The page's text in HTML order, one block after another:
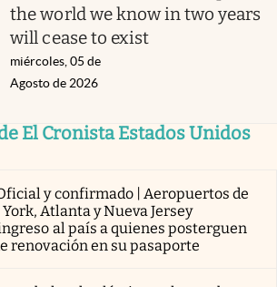
the world we know in two years
will cease to exist
miércoles, 05 de
Agosto de 2026
El Cronista Estados Unidos
y confirmado | Aeropuertos de
Atlanta y Nueva Jersey
al país a quienes posterguen
renovación en su pasaporte